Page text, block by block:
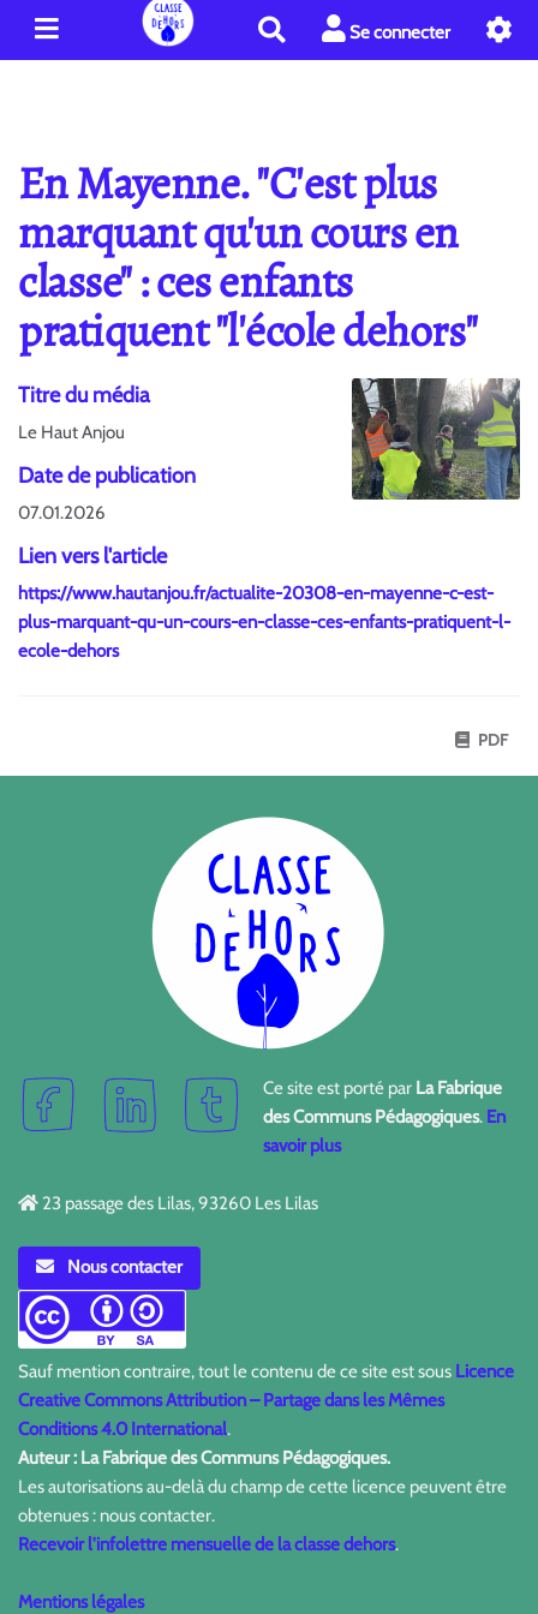
e
r
c
e
r
Se connecter
En Mayenne. "C'est plus
marquant qu'un cours en
classe" : ces enfants
pratiquent "l'école dehors"
Titre du média
Le Haut Anjou
Date de publication
07.01.2026
Lien vers l'article
https://www.hautanjou.fr/actualite-20308-en-mayenne-c-est-
plus-marquant-qu-un-cours-en-classe-ces-enfants-pratiquent-l-
ecole-dehors
PDF
Ce site est porté par La Fabrique
des Communs Pédagogiques. En
savoir plus
23 passage des Lilas, 93260 Les Lilas
Nous contacter
Sauf mention contraire, tout le contenu de ce site est sous Licence
Creative Commons Attribution – Partage dans les Mêmes
Conditions 4.0 International.
Auteur : La Fabrique des Communs Pédagogiques.
Les autorisations au-delà du champ de cette licence peuvent être
obtenues : nous contacter.
Recevoir l'infolettre mensuelle de la classe dehors.
Mentions légales